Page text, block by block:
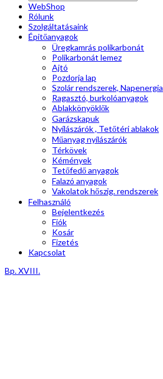
WebShop
Rólunk
Szolgáltatásaink
Épitőanyagok
Üregkamrás polikarbonát
Polikarbonát lemez
Ajtó
Pozdorja lap
Szolár rendszerek, Napenergia
Ragasztó, burkolóanyagok
Ablakkönyöklők
Garázskapuk
Nyílászárók , Tetőtéri ablakok
Műanyag nyílászárók
Térkövek
Kémények
Tetőfedő anyagok
Falazó anyagok
Vakolatok hőszig. rendszerek
Felhasználó
Bejelentkezés
Fiók
Kosár
Fizetés
Kapcsolat
Bp. XVIII.